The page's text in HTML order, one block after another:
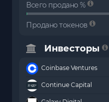
Всего продано %
Продано токенов
Инвесторы
Coinbase Ventures
Continue Capital